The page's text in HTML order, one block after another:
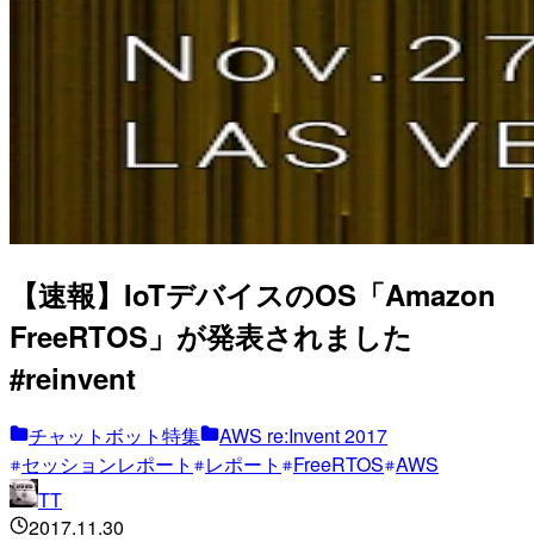
【速報】IoTデバイスのOS「Amazon
FreeRTOS」が発表されました
#reinvent
チャットボット特集
AWS re:Invent 2017
セッションレポート
レポート FreeRTOS AWS
TT
2017.11.30